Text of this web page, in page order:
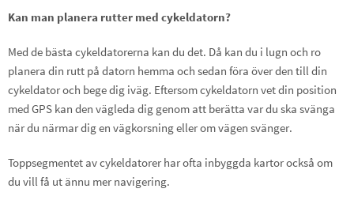
Kan man planera rutter med cykeldatorn?
Med de bästa cykeldatorerna kan du det. Då kan du i lugn och ro
planera din rutt på datorn hemma och sedan föra över den till din
cykeldator och bege dig iväg. Eftersom cykeldatorn vet din position
med GPS kan den vägleda dig genom att berätta var du ska svänga
när du närmar dig en vägkorsning eller om vägen svänger.
Toppsegmentet av cykeldatorer har ofta inbyggda kartor också om
du vill få ut ännu mer navigering.